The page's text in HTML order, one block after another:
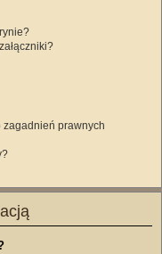
zagadnień prawnych